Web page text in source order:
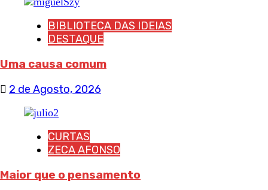
BIBLIOTECA DAS IDEIAS
DESTAQUE
Uma causa comum
2 de Agosto, 2026
CURTAS
ZECA AFONSO
Maior que o pensamento